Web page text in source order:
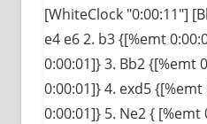
[WhiteClock "0:00:11"]
e4 e6 2. b3 {[%emt
0:00:01]} 3. Bb2 {[%emt
0:00:01]} 4. exd5
0:00:01]} 5. Ne2 {